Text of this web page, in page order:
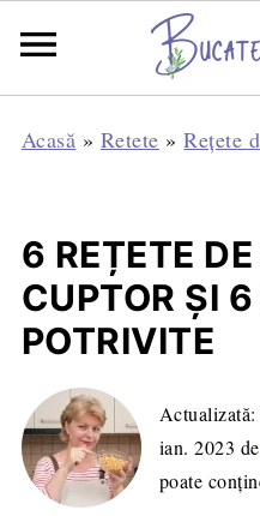
Acasă » Retete »Rețete
6 REȚETE
CUPTOR ȘI
POTRIVITE
Actualizată:
ian. 2023
poate